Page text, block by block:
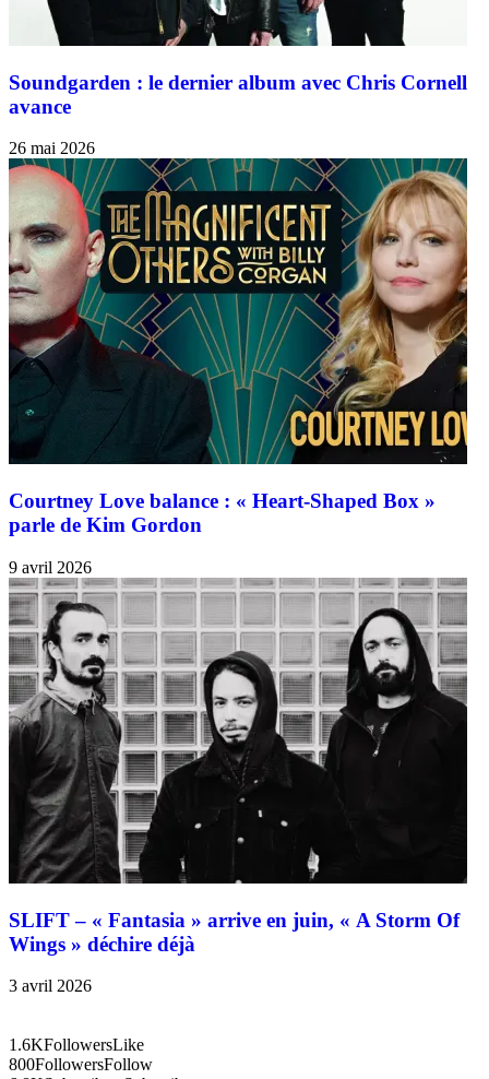
Soundgarden : le dernier album avec Chris Cornell
avance
26 mai 2026
Courtney Love balance : « Heart-Shaped Box »
parle de Kim Gordon
9 avril 2026
SLIFT – « Fantasia » arrive en juin, « A Storm Of
Wings » déchire déjà
3 avril 2026
1.6KFollowersLike
800FollowersFollow